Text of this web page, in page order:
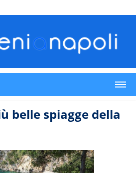
belle spiagge della